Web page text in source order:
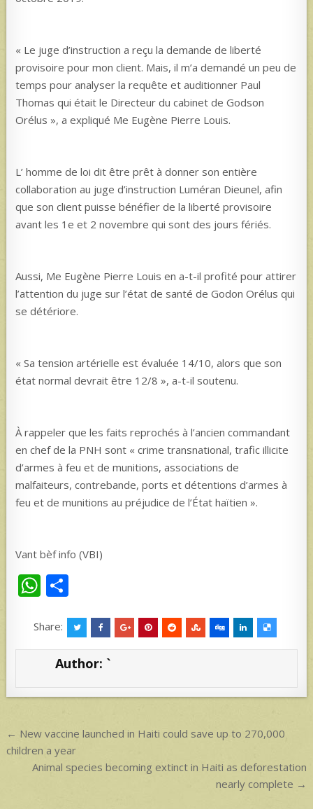
« Le juge d’instruction a reçu la demande de liberté
provisoire pour mon client. Mais, il m’a demandé un peu de
temps pour analyser la requête et auditionner Paul
Thomas qui était le Directeur du cabinet de Godson
Orélus », a expliqué Me Eugène Pierre Louis.
L’ homme de loi dit être prêt à donner son entière
collaboration au juge d’instruction Luméran Dieunel, afin
que son client puisse bénéfier de la liberté provisoire
avant les 1e et 2 novembre qui sont des jours fériés.
Aussi, Me Eugène Pierre Louis en a-t-il profité pour attirer
l’attention du juge sur l’état de santé de Godon Orélus qui
se détériore.
« Sa tension artérielle est évaluée 14/10, alors que son
état normal devrait être 12/8 », a-t-il soutenu.
À rappeler que les faits reprochés à l’ancien commandant
en chef de la PNH sont « crime transnational, trafic illicite
d’armes à feu et de munitions, associations de
malfaiteurs, contrebande, ports et détentions d’armes à
feu et de munitions au préjudice de l’État haïtien ».
Vant bèf info (VBI)
W
at
s
p
ar
e
Share:
Author: `
Post
navigation
← New vaccine launched in Haiti could save up to 270,000
children a year
Animal species becoming extinct in Haiti as deforestation
nearly complete →